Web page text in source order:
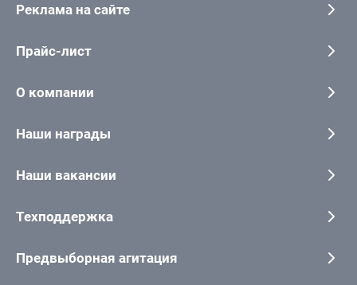
Реклама на сайте
Прайс-лист
О компании
Наши награды
Наши вакансии
Техподдержка
Предвыборная агитация